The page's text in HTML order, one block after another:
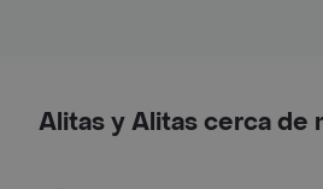
Alitas y Alitas cerca de